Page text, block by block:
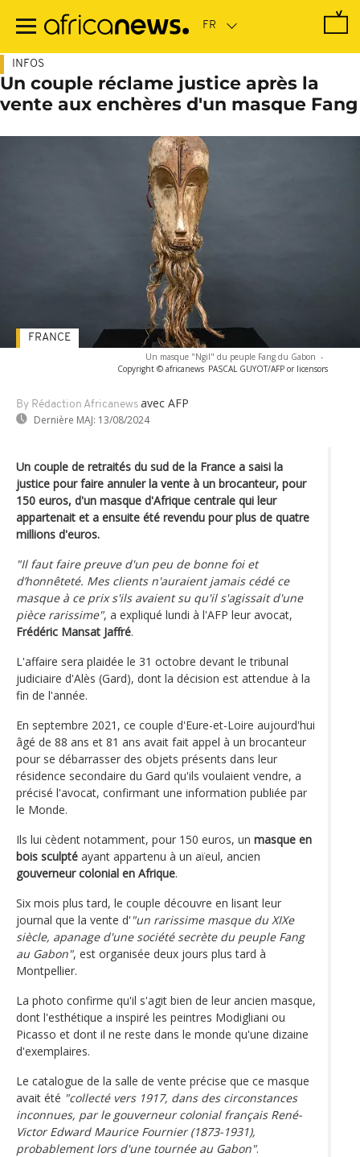
contenu
INFOS
Un couple réclame justice après la
vente aux enchères d'un masque Fang
Un masque "Ngil" du peuple Fang du Gabon -
Copyright © africanews PASCAL GUYOT/AFP or licensors
By Rédaction Africanews avec AFP
Dernière MAJ: 13/08/2024
FRANCE
Un couple de retraités du sud de la France a saisi la
justice pour faire annuler la vente à un brocanteur, pour
150 euros, d'un masque d'Afrique centrale qui leur
appartenait et a ensuite été revendu pour plus de quatre
millions d'euros.
"Il faut faire preuve d'un peu de bonne foi et
d’honnêteté. Mes clients n'auraient jamais cédé ce
masque à ce prix s'ils avaient su qu'il s'agissait d'une
pièce rarissime", a expliqué lundi à l'AFP leur avocat,
Frédéric Mansat Jaffré.
L'affaire sera plaidée le 31 octobre devant le tribunal
judiciaire d'Alès (Gard), dont la décision est attendue à la
fin de l'année.
En septembre 2021, ce couple d'Eure-et-Loire aujourd'hui
âgé de 88 ans et 81 ans avait fait appel à un brocanteur
pour se débarrasser des objets présents dans leur
résidence secondaire du Gard qu'ils voulaient vendre, a
précisé l'avocat, confirmant une information publiée par
le Monde.
Ils lui cèdent notamment, pour 150 euros, un masque en
bois sculpté ayant appartenu à un aïeul, ancien
gouverneur colonial en Afrique.
Six mois plus tard, le couple découvre en lisant leur
journal que la vente d' "un rarissime masque du XIXe
siècle, apanage d'une société secrète du peuple Fang
au Gabon", est organisée deux jours plus tard à
Montpellier.
La photo confirme qu'il s'agit bien de leur ancien masque,
dont l'esthétique a inspiré les peintres Modigliani ou
Picasso et dont il ne reste dans le monde qu'une dizaine
d'exemplaires.
Le catalogue de la salle de vente précise que ce masque
avait été "collecté vers 1917, dans des circonstances
inconnues, par le gouverneur colonial français René-
Victor Edward Maurice Fournier (1873-1931),
probablement lors d'une tournée au Gabon".